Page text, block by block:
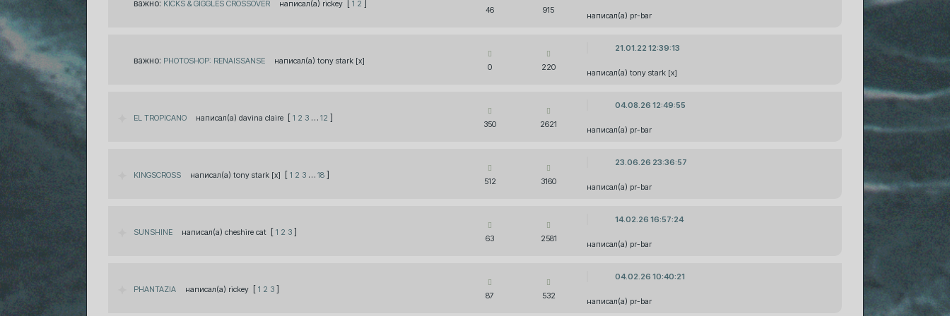
важно: KICKS & GIGGLES CROSSOVER rickey [ 1 2 ]
46 915
pr-bar
важно: PHOTOSHOP: RENAISSANSE tony stark [x]
0 220
21.01.22 12:39:13
tony stark [x]
EL TROPICANO davina claire [ 1 2 3 … 12 ]
350 2621
04.08.26 12:49:55
pr-bar
KINGSCROSS tony stark [x] [ 1 2 3 … 18 ]
512 3160
23.06.26 23:36:57
pr-bar
SUNSHINE cheshire cat [ 1 2 3 ]
63 2581
14.02.26 16:57:24
pr-bar
PHANTAZIA rickey [ 1 2 3 ]
87 532
04.02.26 10:40:21
pr-bar